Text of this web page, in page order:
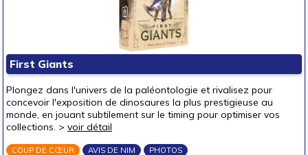
un bébé (0-3 ans)
un junior (6-8 ans)
un jeune ado (8-12 ans)
un ado (12-16 ans)
First Giants
Plongez dans l'univers de la paléontologie et rivalisez pour
concevoir l'exposition de dinosaures la plus prestigieuse au
monde, en jouant subtilement sur le timing pour optimiser vos
collections. > voir détail
COUP DE CŒUR AVIS DE NIM PHOTOS